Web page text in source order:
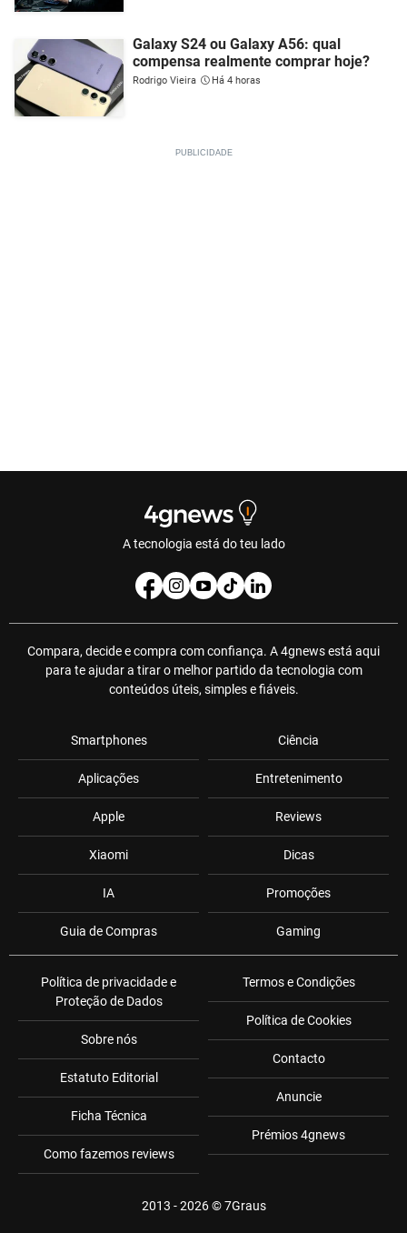
Galaxy S24 ou Galaxy A56: qual
compensa realmente comprar hoje?
Rodrigo Vieira Há 4 horas
A tecnologia está do teu lado
Compara, decide e compra com confiança. A 4gnews está aqui
para te ajudar a tirar o melhor partido da tecnologia com
conteúdos úteis, simples e fiáveis.
Smartphones
Aplicações
Apple
Xiaomi
IA
Guia de Compras
Ciência
Entretenimento
Reviews
Dicas
Promoções
Gaming
Política de privacidade e
Proteção de Dados
Sobre nós
Estatuto Editorial
Ficha Técnica
Como fazemos reviews
Termos e Condições
Política de Cookies
Contacto
Anuncie
Prémios 4gnews
2013 - 2026 ©7Graus